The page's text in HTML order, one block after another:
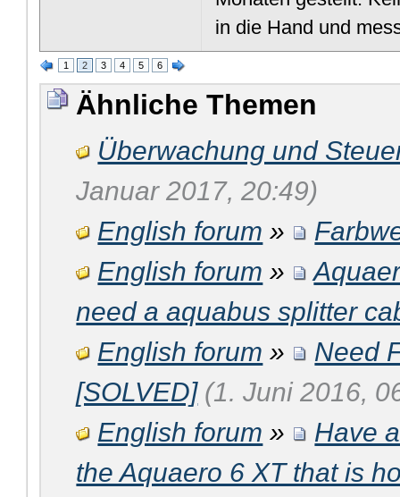
in die Hand und
1 2 3 4 5 6
Ähnliche Themen
Überwachung und
Januar 2017, 20:49)
English forum »
English forum »
need a aquabus splitter
English forum »
Need
[SOLVED] (1. Juni 2016,
English forum »
Have
the Aquaero 6 XT that is